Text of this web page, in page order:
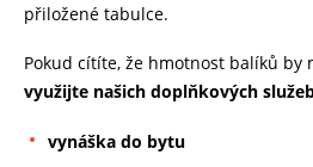
přiložené tabulce.
Pokud cítíte, že hmotnost balíků by
využijte našich doplňkových
vynáška do bytu